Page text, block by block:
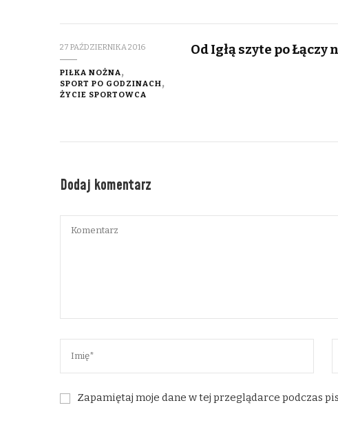
27 PAŹDZIERNIKA 2016
PIŁKA NOŻNA
SPORT PO GODZINACH
ŻYCIE SPORTOWCA
Od Igłą szyte po
Dodaj komentarz
Zapamiętaj moje dane w tej przeglądarce podczas